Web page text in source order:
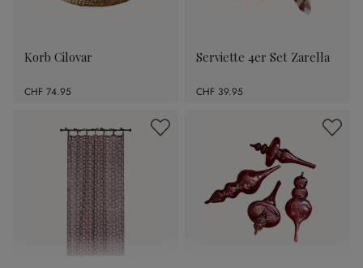
Korb Cilovar
CHF 74.95
Serviette 4er Set Zarella
CHF 39.95